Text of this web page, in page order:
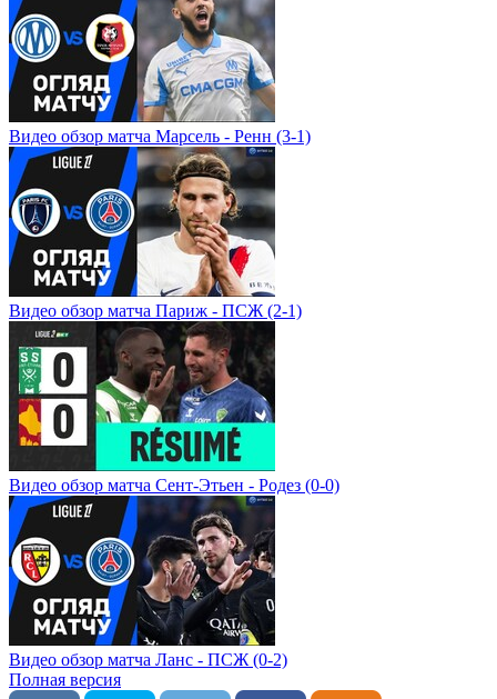
Видео обзор матча Марсель - Ренн (3-1)
Видео обзор матча Париж - ПСЖ (2-1)
Видео обзор матча Сент-Этьен - Родез (0-0)
Видео обзор матча Ланс - ПСЖ (0-2)
Полная версия